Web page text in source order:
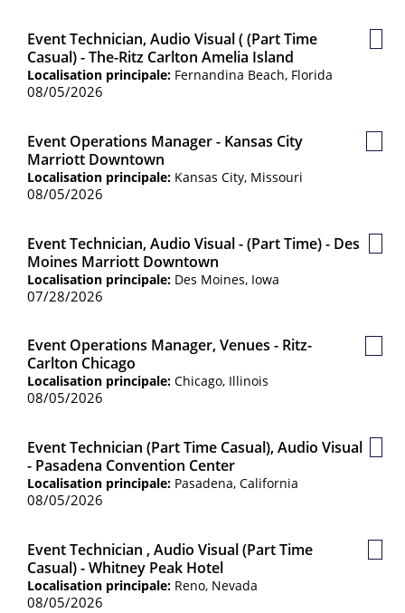
Event Technician, Audio Visual ( (Part Time
Casual) - The-Ritz Carlton Amelia Island
Localisation principale: Fernandina Beach, Florida
08/05/2026
Event Operations Manager - Kansas City
Marriott Downtown
Localisation principale: Kansas City, Missouri
08/05/2026
Event Technician, Audio Visual - (Part Time) - Des
Moines Marriott Downtown
Localisation principale: Des Moines, Iowa
07/28/2026
Event Operations Manager, Venues - Ritz-
Carlton Chicago
Localisation principale: Chicago, Illinois
08/05/2026
Event Technician (Part Time Casual), Audio Visual
- Pasadena Convention Center
Localisation principale: Pasadena, California
08/05/2026
Event Technician , Audio Visual (Part Time
Casual) - Whitney Peak Hotel
Localisation principale: Reno, Nevada
08/05/2026